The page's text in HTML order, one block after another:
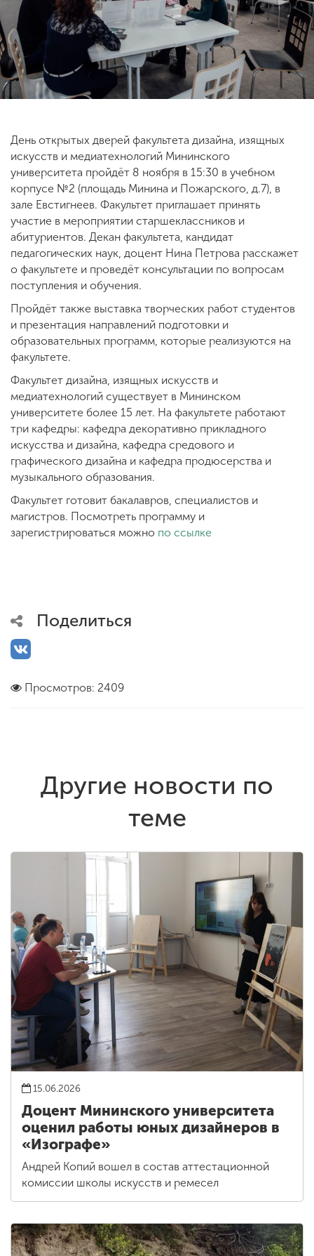
SPN
+7 (831) 262-26-20
День открытых дверей факультета дизайна, изящных
искусств и медиатехнологий Мининского
университета пройдёт 8 ноября в 15:30 в учебном
корпусе №2 (площадь Минина и Пожарского, д.7), в
зале Евстигнеев. Факультет приглашает принять
участие в мероприятии старшеклассников и
абитуриентов. Декан факультета, кандидат
педагогических наук, доцент Нина Петрова расскажет
о факультете и проведёт консультации по вопросам
поступления и обучения.
Пройдёт также выставка творческих работ студентов
и презентация направлений подготовки и
образовательных программ, которые реализуются на
факультете.
Факультет дизайна, изящных искусств и
медиатехнологий существует в Мининском
университете более 15 лет. На факультете работают
три кафедры: кафедра декоративно прикладного
искусства и дизайна, кафедра средового и
графического дизайна и кафедра продюсерства и
музыкального образования.
Факультет готовит бакалавров, специалистов и
магистров. Посмотреть программу и
зарегистрироваться можно по ссылке
Поделиться
Просмотров: 2409
Другие новости по
теме
15.06.2026
Доцент Мининского университета
оценил работы юных дизайнеров в
«Изографе»
Андрей Копий вошел в состав аттестационной
комиссии школы искусств и ремесел